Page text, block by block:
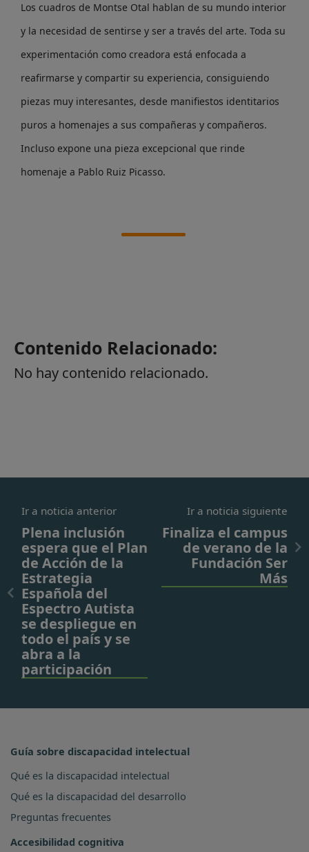
Los cuadros de Montse Otal hablan de su mundo interior
y la necesidad de sentirse y ser a través del arte. Toda su
experimentación como creadora está enfocada a
reafirmarse y compartir su experiencia, consiguiendo
piezas muy interesantes, desde manifiestos identitarios
puros a homenajes a sus compañeras y compañeros.
Incluso expone una pieza excepcional que rinde
homenaje a Pablo Ruiz Picasso.
Contenido Relacionado:
No hay contenido relacionado.
Ir a noticia anterior
Plena inclusión
espera que el Plan
de Acción de la
Estrategia
Española del
Espectro Autista
se despliegue en
todo el país y se
abra a la
participación
Ir a noticia siguiente
Finaliza el campus
de verano de la
Fundación Ser
Más
Guía sobre discapacidad intelectual
Qué es la discapacidad intelectual
Qué es la discapacidad del desarrollo
Preguntas frecuentes
Accesibilidad cognitiva